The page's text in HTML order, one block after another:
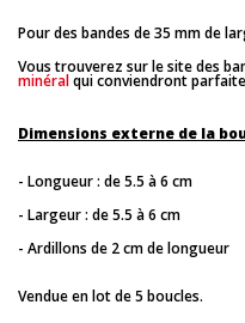
Pour des bandes de 35 mm de
Vous trouverez sur le site des
minéralqui conviendront
Dimensions externe de la
- Longueur : de 5.5 à 6 cm
- Largeur : de 5.5 à 6 cm
- Ardillons de 2 cm de longueur
Vendue en lot de 5 boucles.